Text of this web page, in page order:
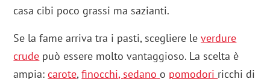
casa cibi poco grassi ma sazianti.
Se la fame arriva tra i pasti, scegliere leverdure
crude può essere molto vantaggioso. La scelta è
ampia:carote,finocchi, sedano o pomodori ricchi di